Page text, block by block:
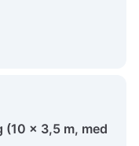
(10 x 3,5 m, med